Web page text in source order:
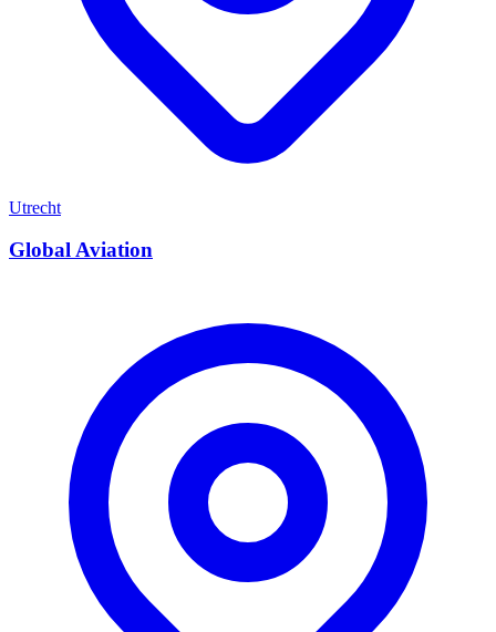
Utrecht
Global Aviation